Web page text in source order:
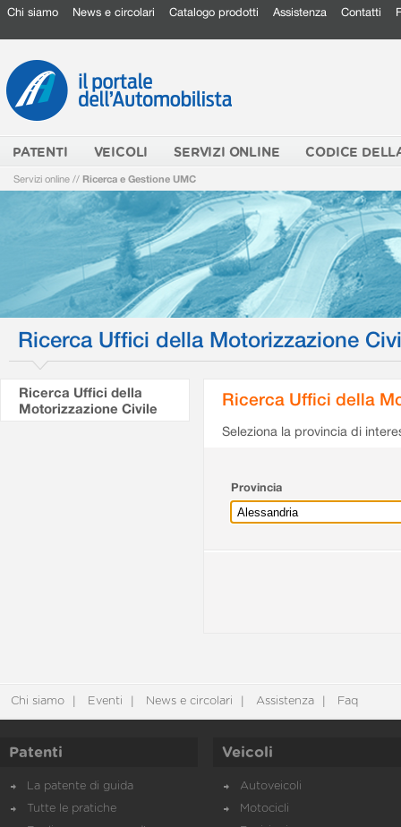
Chi siamo News e circolari Catalogo prodotti Assistenza Contatti
PATENTI VEICOLI SERVIZI ONLINE CODICE
Servizi online // Ricerca e Gestione UMC
Ricerca Uffici della Motorizzazione
Ricerca Uffici della
Motorizzazione Civile
Ricerca Uffici della
Seleziona la provincia di
Provincia
Chi siamo Eventi News e circolari Assistenza Faq
Patenti
La patente di guida
Tutte le pratiche
Veicoli
Autoveicoli
Motocicli